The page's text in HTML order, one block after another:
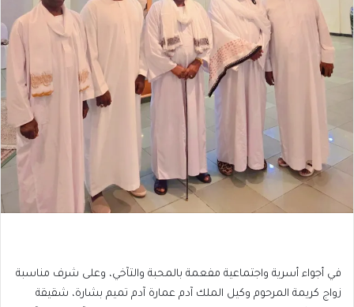
في أجواء أسرية واجتماعية مفعمة بالمحبة والتآخي، وعلى شرف مناسبة
زواج كريمة المرحوم وكيل الملك آدم عمارة آدم تميم بشارة، شقيقة